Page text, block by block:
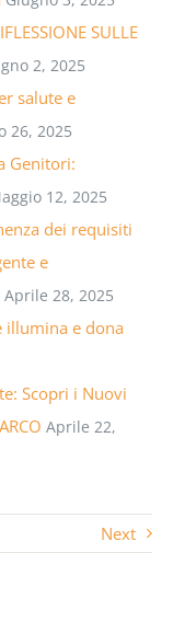
SULLE
2, 2025
salute e
26, 2025
Genitori:
12, 2025
dei requisiti
e
Aprile 28, 2025
illumina e dona
Scopri i Nuovi
Aprile 22,
Next